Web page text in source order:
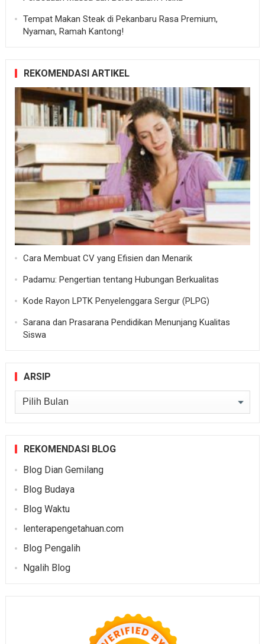
Tempat Makan Steak di Pekanbaru Rasa Premium,
Nyaman, Ramah Kantong!
REKOMENDASI ARTIKEL
Cara Membuat CV yang Efisien dan Menarik
Padamu: Pengertian tentang Hubungan Berkualitas
Kode Rayon LPTK Penyelenggara Sergur (PLPG)
Sarana dan Prasarana Pendidikan Menunjang Kualitas
Siswa
ARSIP
Arsip
REKOMENDASI BLOG
Blog Dian Gemilang
Blog Budaya
Blog Waktu
lenterapengetahuan.com
Blog Pengalih
Ngalih Blog